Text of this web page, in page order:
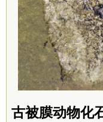
古被膜动物化